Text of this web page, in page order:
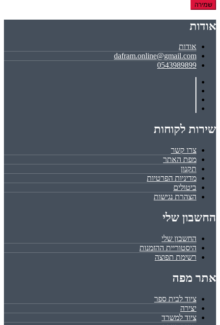
שמירה
אודות
אודות
dafram.online@gmail.com
0543989899
שירות לקוחות
צרו קשר
מפת האתר
תקנון
מדיניות הפרטיות
ביטולים
הצהרת נגישות
החשבון שלי
החשבון שלי
היסטוריית ההזמנות
רשימת תפוצה
אתר מפה
ציוד לבית ספר
יצירה
ציוד למשרד